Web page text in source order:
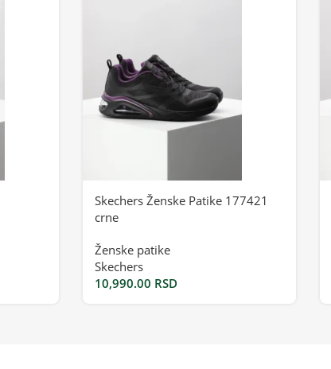
Skechers Ženske Patike 177421
crne
Ženske patike
Skechers
10,990.00 RSD